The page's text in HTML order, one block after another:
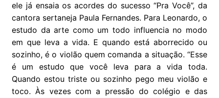
ele já ensaia os acordes do sucesso “Pra Você”, da
cantora sertaneja Paula Fernandes. Para Leonardo, o
estudo da arte como um todo influencia no modo
em que leva a vida. E quando está aborrecido ou
sozinho, é o violão quem comanda a situação. “Esse
é um estudo que você leva para a vida toda.
Quando estou triste ou sozinho pego meu violão e
toco. Às vezes com a pressão do colégio e das